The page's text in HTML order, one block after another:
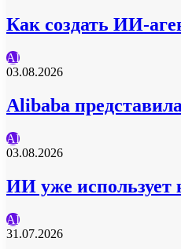
Как создать ИИ-
AI
03.08.2026
Alibaba
AI
03.08.2026
ИИ уже использует
AI
31.07.2026